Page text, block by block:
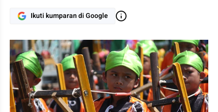
Ikuti kumparan di Google